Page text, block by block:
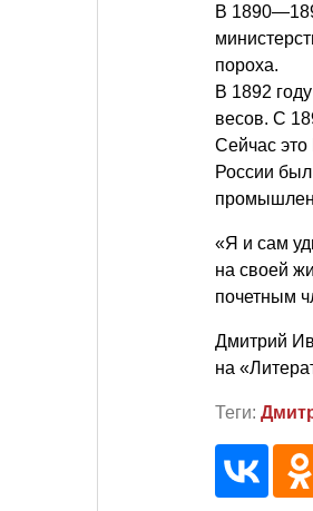
В
пороха.
В 1892
весов. С
Сейчас
России
«Я и сам
на своей
почетным
Дмитрий
на
Теги: